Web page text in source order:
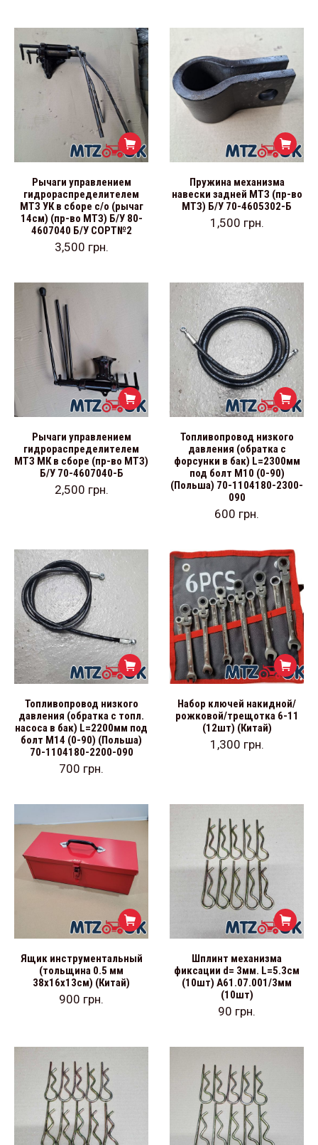
Рычаги управлением
гидрораспределителем
МТЗ УК в сборе с/о (рычаг
14см) (пр-во МТЗ) Б/У 80-
4607040 Б/У СОРТ№2
3,500 грн.
Пружина механизма
навески задней МТЗ (пр-во
МТЗ) Б/У 70-4605302-Б
1,500 грн.
Рычаги управлением
гидрораспределителем
МТЗ МК в сборе (пр-во МТЗ)
Б/У 70-4607040-Б
2,500 грн.
Топливопровод низкого
давления (обратка с
форсунки в бак) L=2300мм
под болт М10 (0-90)
(Польша) 70-1104180-2300-
090
600 грн.
Топливопровод низкого
давления (обратка с топл.
насоса в бак) L=2200мм под
болт М14 (0-90) (Польша)
70-1104180-2200-090
700 грн.
Набор ключей накидной/
рожковой/трещотка 6-11
(12шт) (Китай)
1,300 грн.
Ящик инструментальный
(тольщина 0.5 мм
38х16х13см) (Китай)
900 грн.
Шплинт механизма
фиксации d= 3мм. L=5.3см
(10шт) А61.07.001/3мм
(10шт)
90 грн.